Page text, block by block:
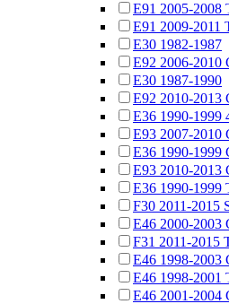
E91 2005-2008
E91 2009-2011
E30 1982-1987
E92 2006-2010
E30 1987-1990
E92 2010-2013
E36 1990-1999
E93 2007-2010
E36 1990-1999
E93 2010-2013
E36 1990-1999
F30 2011-2015
E46 2000-2003
F31 2011-2015
E46 1998-2003
E46 1998-2001
E46 2001-2004